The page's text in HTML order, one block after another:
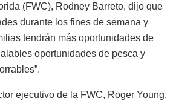
(FWC), Rodney Barreto, dijo que
durante los fines de semana y
tendrán más oportunidades de
oportunidades de pesca y
ejecutivo de la FWC, Roger Young,